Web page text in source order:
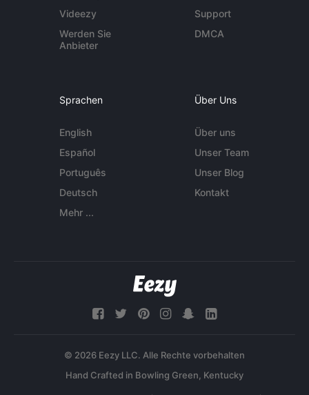
Videezy
Werden Sie
Anbieter
Support
DMCA
Sprachen
English
Español
Português
Deutsch
Mehr ...
Über Uns
Über uns
Unser Team
Unser Blog
Kontakt
© 2026 Eezy LLC. Alle Rechte vorbehalten